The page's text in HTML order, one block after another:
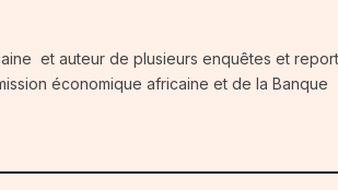
et auteur de plusieurs enquêtes et
économique africaine et de la Banque